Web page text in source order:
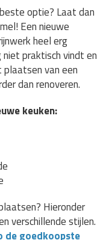
optie? Laat dan
Een nieuwe
heel erg
niet praktisch vindt en
van een
dan renoveren.
keuken:
Hieronder
verschillende stijlen.
de goedkoopste